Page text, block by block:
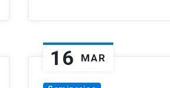
16 MAR